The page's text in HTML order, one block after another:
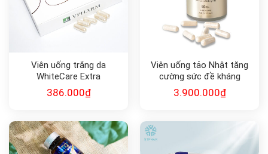
Viên uống trắng da
WhiteCare Extra
386.000₫
Viên uống tảo Nhật tăng
cường sức đề kháng
FUCOIDAN G•DX2
3.900.000₫